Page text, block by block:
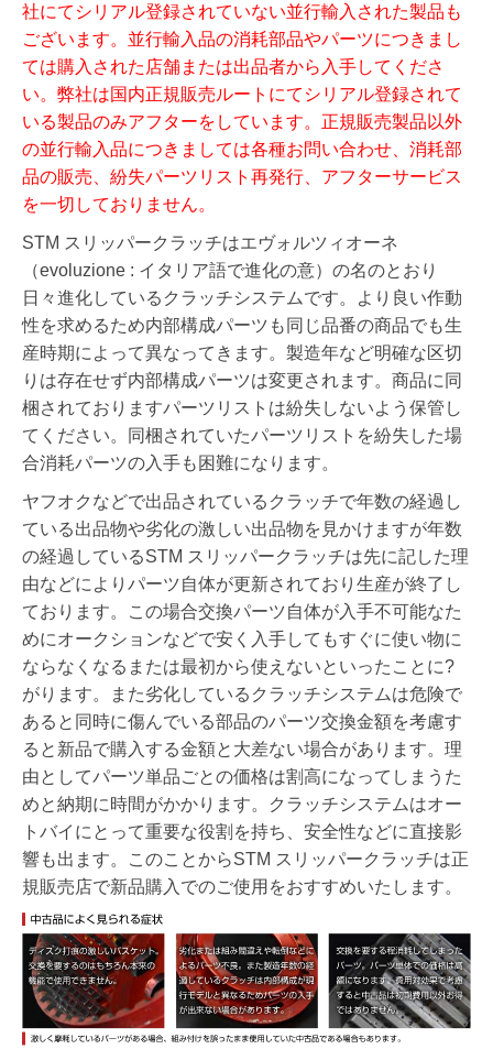
社にてシリアル登録されていない並行輸入された製品も
ございます。並行輸入品の消耗部品やパーツにつきまし
ては購入された店舗または出品者から入手してくださ
い。弊社は国内正規販売ルートにてシリアル登録されて
いる製品のみアフターをしています。正規販売製品以外
の並行輸入品につきましては各種お問い合わせ、消耗部
品の販売、紛失パーツリスト再発行、アフターサービス
を一切しておりません。
STM スリッパークラッチはエヴォルツィオーネ
（evoluzione : イタリア語で進化の意）の名のとおり
日々進化しているクラッチシステムです。より良い作動
性を求めるため内部構成パーツも同じ品番の商品でも生
産時期によって異なってきます。製造年など明確な区切
りは存在せず内部構成パーツは変更されます。 商品に同
梱されておりますパーツリストは紛失しないよう保管し
てください。同梱されていたパーツリストを紛失した場
合消耗パーツの入手も困難になります。
ヤフオクなどで出品されているクラッチで年数の経過し
ている出品物や劣化の激しい出品物を見かけますが年数
の経過しているSTM スリッパークラッチは先に記した理
由などによりパーツ自体が更新されており生産が終了し
ております。この場合交換パーツ自体が入手不可能なた
めにオークションなどで安く入手してもすぐに使い物に
ならなくなるまたは最初から使えないといったことに?
がります。また劣化しているクラッチシステムは危険で
あると同時に傷んでいる部品のパーツ交換金額を考慮す
ると新品で購入する金額と大差ない場合があります。理
由としてパーツ単品ごとの価格は割高になってしまうた
めと納期に時間がかかります。クラッチシステムはオー
トバイにとって重要な役割を持ち、安全性などに直接影
響も出ます。このことからSTM スリッパークラッチは正
規販売店で新品購入でのご使用をおすすめいたします。